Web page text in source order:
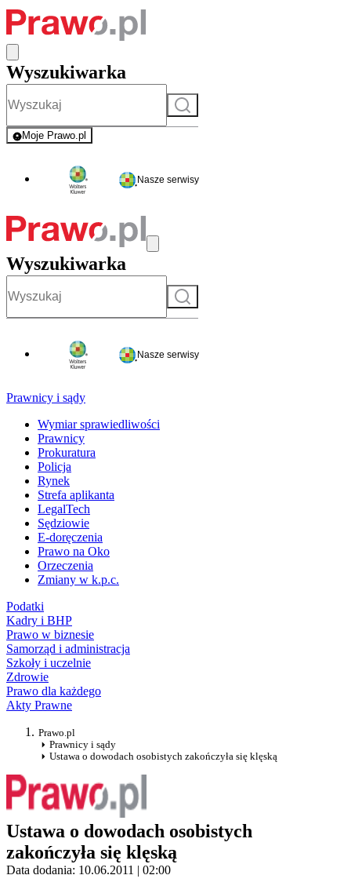
Wyszukiwarka
Szukaj
Moje Prawo.pl
- rejestracja i logowanie do serwisu
Nasze serwisy
Wyszukiwarka
Szukaj
Nasze serwisy
Prawnicy i sądy
Wymiar sprawiedliwości
Prawnicy
Prokuratura
Policja
Rynek
Strefa aplikanta
LegalTech
Sędziowie
E-doręczenia
Prawo na Oko
Orzeczenia
Zmiany w k.p.c.
Podatki
Kadry i BHP
Prawo w biznesie
Samorząd i administracja
Szkoły i uczelnie
Zdrowie
Prawo dla każdego
Akty Prawne
Prawo.pl
Prawnicy i sądy
Ustawa o dowodach osobistych zakończyła się klęską
Ustawa o dowodach osobistych
zakończyła się klęską
Data dodania: 10.06.2011 | 02:00